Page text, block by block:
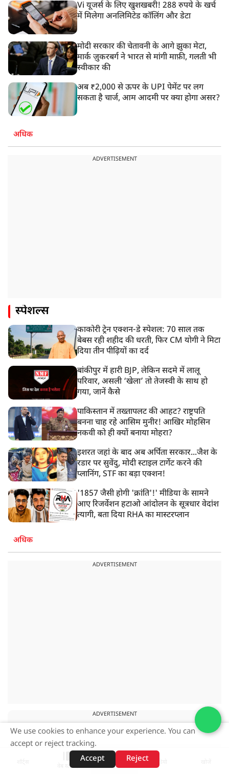
Vi यूजर्स के लिए खुशखबरी! 288 रुपये के खर्च
में मिलेगा अनलिमिटेड कॉलिंग और डेटा
मोदी सरकार की चेतावनी के आगे झुका मेटा,
मार्क ज़ुकरबर्ग ने भारत से मांगी माफ़ी, गलती भी
स्वीकार की
अब ₹2,000 से ऊपर के UPI पेमेंट पर लग
सकता है चार्ज, आम आदमी पर क्या होगा असर?
अधिक
ADVERTISEMENT
स्पेशल्स
काकोरी ट्रेन एक्शन-डे स्पेशल: 70 साल तक
बेबस रही शहीद की धरती, फिर CM योगी ने मिटा
दिया तीन पीढ़ियों का दर्द
बांकीपुर में हारी BJP, लेकिन सदमे में लालू
परिवार, असली ‘खेला’ तो तेजस्वी के साथ हो
गया, जानें कैसे
पाकिस्तान में तख्तापलट की आहट? राष्ट्रपति
बनना चाह रहे आसिम मुनीर! आखिर मोहसिन
नकवी को ही क्यों बनाया मोहरा?
इशरत जहां के बाद अब अर्पिता सरकार...जैश के
रडार पर सुवेंदु, मोदी स्टाइल टार्गेट करने की
प्लानिंग, STF का बड़ा एक्शन!
'1857 जैसी होगी 'क्रांति'!' मीडिया के सामने
आए रिजर्वेशन हटाओ आंदोलन के सूत्रधार वेदांश
त्यागी, बता दिया RHA का मास्टरप्लान
अधिक
ADVERTISEMENT
ADVERTISEMENT
वेब स्टोरीज़
We use cookies to enhance your experience. You can
accept or reject tracking.
Accept
Reject